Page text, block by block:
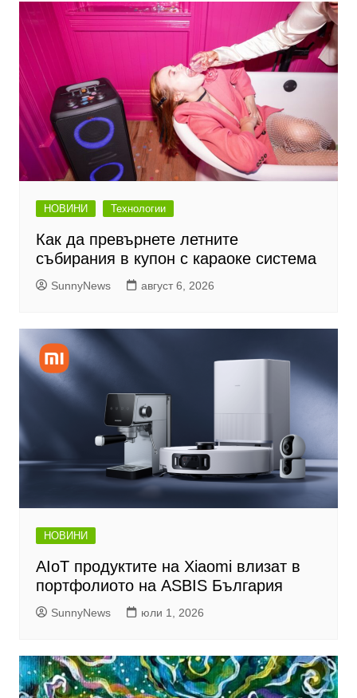
НОВИНИ Технологии
Как да превърнете летните
събирания в купон с караоке система
SunnyNews август 6, 2026
НОВИНИ
AIoT продуктите на Xiaomi влизат в
портфолиото на ASBIS България
SunnyNews юли 1, 2026